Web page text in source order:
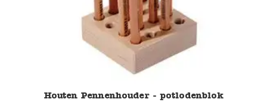
Houten Pennenhouder - potlodenblok